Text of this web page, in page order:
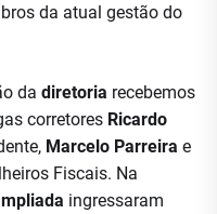
da atual gestão do
da diretoria recebemos
corretores Ricardo
Marcelo Parreira e
Fiscais. Na
ingressaram